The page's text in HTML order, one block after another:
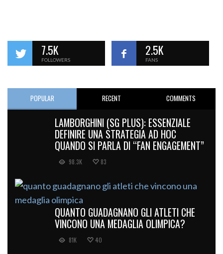
7.5K
FOLLOWERS
2.5K
FANS
POPULAR RECENT COMMENTS
LAMBORGHINI (SG PLUS): ESSENZIALE
DEFINIRE UNA STRATEGIA AD HOC
QUANDO SI PARLA DI “FAN ENGAGEMENT”
98.3K 83
QUANTO GUADAGNANO GLI ATLETI CHE
VINCONO UNA MEDAGLIA OLIMPICA?
81K 40